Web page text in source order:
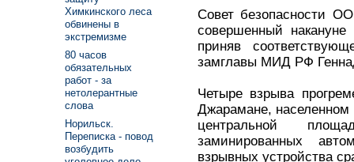
Совет безопасности
совершенный
приняв
замглавы МИД РФ
Четыре взрыва
Джарамане,
центральной
заминированных
взрывных устройства
Химкинского леса
обвинены в
экстремизме
80 часов
обязательных
работ - за
нетолерантные
слова
Норильск.
Переписка - повод
возбудить